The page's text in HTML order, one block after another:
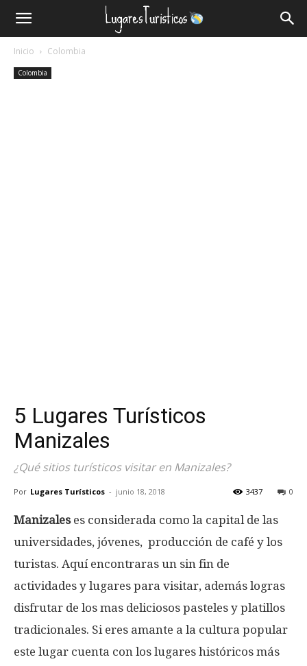
Lugares
Turísticos
Inicio Colombia
Colombia
5 Lugares Turísticos
Manizales
¿Qué sitios turísticos visitar en Manizales?
Por Lugares Turísticos - junio 18, 2018 0
3437
Manizaleses considerada como la capital de las
universidades, jóvenes, producción de café y los
turistas. Aquí encontraras un sin fin de
actividades y lugares para visitar, además logras
disfrutar de los mas deliciosos pasteles y platillos
tradicionales. Si eres amante a la cultura popular
este lugar cuenta con los lugares históricos más